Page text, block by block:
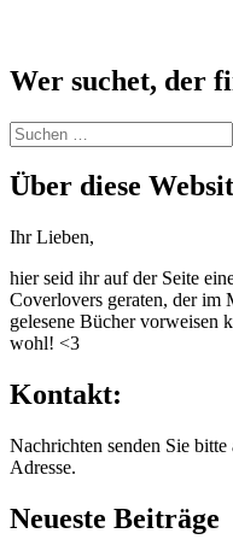
Wer suchet, der
Suchen
nach:
Über diese
Ihr Lieben,
hier seid ihr auf der Seite
Coverlovers geraten, der im
gelesene Bücher vorweisen
wohl! <3
Kontakt:
Nachrichten senden Sie
Adresse.
Neueste Beiträge